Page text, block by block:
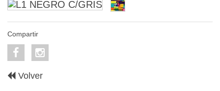
Compartir
Volver